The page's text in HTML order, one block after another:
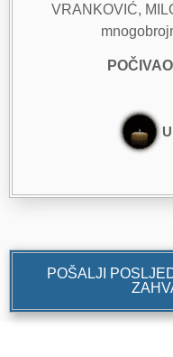
VRANKOVIĆ,
POŠALJI